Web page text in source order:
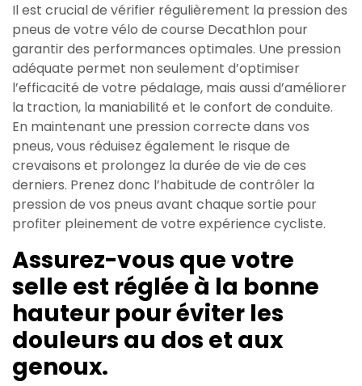
Il est crucial de vérifier régulièrement la pression des
pneus de votre vélo de course Decathlon pour
garantir des performances optimales. Une pression
adéquate permet non seulement d’optimiser
l’efficacité de votre pédalage, mais aussi d’améliorer
la traction, la maniabilité et le confort de conduite.
En maintenant une pression correcte dans vos
pneus, vous réduisez également le risque de
crevaisons et prolongez la durée de vie de ces
derniers. Prenez donc l’habitude de contrôler la
pression de vos pneus avant chaque sortie pour
profiter pleinement de votre expérience cycliste.
Assurez-vous que votre
selle est réglée à la bonne
hauteur pour éviter les
douleurs au dos et aux
genoux.